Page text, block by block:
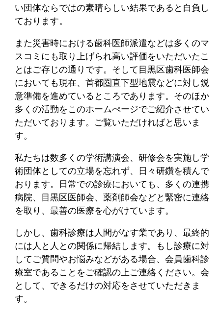
い団体ならではの素晴らしい結果であると自負し
ております。
また災害時における歯科医師派遣などは多くのマ
スコミにも取り上げられ高い評価をいただいたこ
とはご存じの通りです。そして目黒区歯科医師会
においても現在、首都圏直下型地震などに対し鋭
意準備を進めているところであります。そのほか
多くの活動をこのホームぺージでご紹介させてい
ただいております。ご覧いただければと思いま
す。
私たちは数多くの学術講演会、研修会を実施し学
術団体としての立場を忘れず、日々研鑽を積んで
おります。日常での診療においても、多くの連携
病院、目黒区医師会、薬剤師会などと緊密に連絡
を取り、最善の医療を心がけています。
しかし、歯科診療は人間がなす業であり、最終的
には人と人との関係に帰結します。もし診療に対
してご質問やお悩みなどがある場合、会員歯科診
療室であることをご確認の上ご連絡ください。会
として、できるだけの対応をさせていただきま
す。